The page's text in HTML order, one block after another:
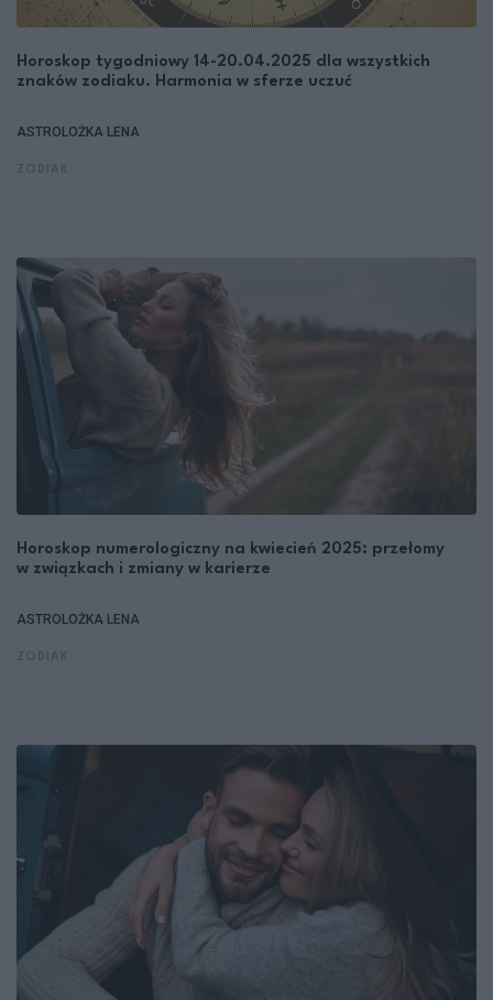
Horoskop tygodniowy 14-20.04.2025 dla wszystkich
znaków zodiaku. Harmonia w sferze uczuć
ASTROLOŻKA LENA
Horoskop numerologiczny na kwiecień 2025: przełomy
w związkach i zmiany w karierze
ASTROLOŻKA LENA